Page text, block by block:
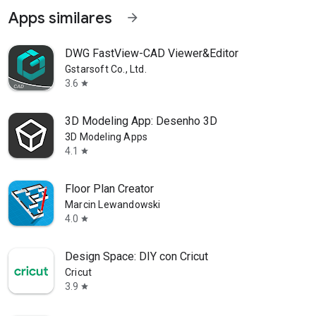
Apps similares arrow_forward
DWG FastView-CAD Viewer&Editor
Gstarsoft Co., Ltd.
3.6 star
3D Modeling App: Desenho 3D
3D Modeling Apps
4.1
star
Floor Plan Creator
Marcin Lewandowski
4.0 star
Design Space: DIY con Cricut
Cricut
3.9 star